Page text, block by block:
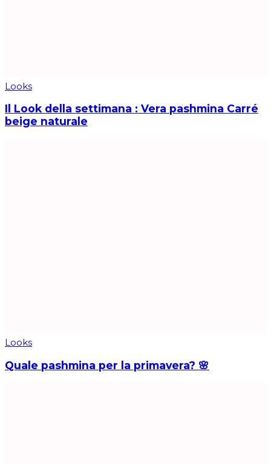
Looks
Il Look della settimana : Vera pashmina Carré
beige naturale
Looks
Quale pashmina per la primavera? 🌸